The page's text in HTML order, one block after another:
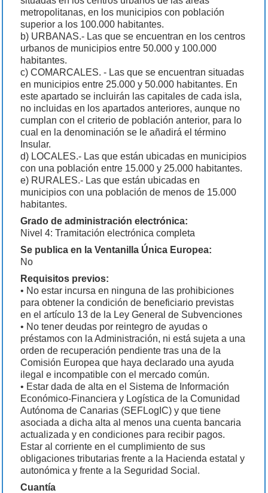
metropolitanas, en los municipios con población
superior a los 100.000 habitantes.
b) URBANAS.- Las que se encuentran en los centros
urbanos de municipios entre 50.000 y 100.000
habitantes.
c) COMARCALES. - Las que se encuentran situadas
en municipios entre 25.000 y 50.000 habitantes. En
este apartado se incluirán las capitales de cada isla,
no incluidas en los apartados anteriores, aunque no
cumplan con el criterio de población anterior, para lo
cual en la denominación se le añadirá el término
Insular.
d) LOCALES.- Las que están ubicadas en municipios
con una población entre 15.000 y 25.000 habitantes.
e) RURALES.- Las que están ubicadas en
municipios con una población de menos de 15.000
habitantes.
Grado de administración electrónica:
Nivel 4: Tramitación electrónica completa
Se publica en la Ventanilla Única Europea:
No
Requisitos previos:
• No estar incursa en ninguna de las prohibiciones
para obtener la condición de beneficiario previstas
en el artículo 13 de la Ley General de Subvenciones
• No tener deudas por reintegro de ayudas o
préstamos con la Administración, ni está sujeta a una
orden de recuperación pendiente tras una de la
Comisión Europea que haya declarado una ayuda
ilegal e incompatible con el mercado común.
• Estar dada de alta en el Sistema de Información
Económico-Financiera y Logística de la Comunidad
Autónoma de Canarias (SEFLogIC) y que tiene
asociada a dicha alta al menos una cuenta bancaria
actualizada y en condiciones para recibir pagos.
Estar al corriente en el cumplimiento de sus
obligaciones tributarias frente a la Hacienda estatal y
autonómica y frente a la Seguridad Social.
Cuantía